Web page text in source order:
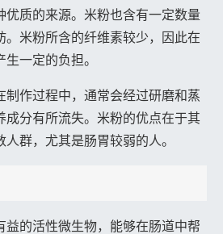
优质的来源。米粉也含有一定数量
。米粉所含的纤维素较少，因此在
一定的负担。
制作过程中，通常会经过研磨和蒸
成分有所流失。米粉的优点在于其
群，尤其是肠胃较弱的人。
益的活性微生物，能够在肠道中帮